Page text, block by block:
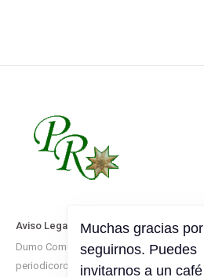
Aviso Legal Política de Privacidad
Dumo Comunicación © Todos los
periodicorociero.es